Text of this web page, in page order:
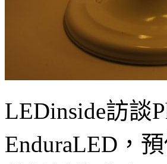
LEDinside訪談
EnduraLED，